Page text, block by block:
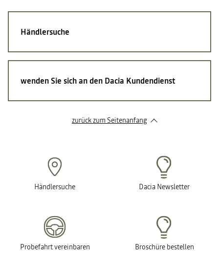
Händlersuche
wenden Sie sich an den Dacia Kundendienst
zurück zum Seitenanfang
Händlersuche Dacia Newsletter
Probefahrt vereinbaren Broschüre bestellen